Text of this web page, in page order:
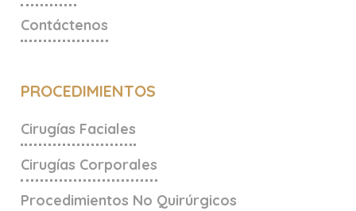
Contáctenos
PROCEDIMIENTOS
Cirugías Faciales
Cirugías Corporales
Procedimientos No Quirúrgicos